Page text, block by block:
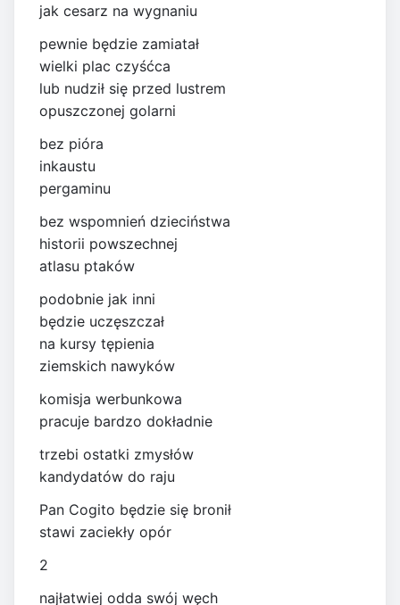
jak cesarz na wygnaniu
pewnie będzie zamiatał
wielki plac czyśćca
lub nudził się przed lustrem
opuszczonej golarni
bez pióra
inkaustu
pergaminu
bez wspomnień dzieciństwa
historii powszechnej
atlasu ptaków
podobnie jak inni
będzie uczęszczał
na kursy tępienia
ziemskich nawyków
komisja werbunkowa
pracuje bardzo dokładnie
trzebi ostatki zmysłów
kandydatów do raju
Pan Cogito będzie się bronił
stawi zaciekły opór
2
najłatwiej odda swój węch